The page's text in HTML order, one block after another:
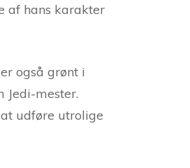
af hans karakter
også grønt i
Jedi-mester.
udføre utrolige